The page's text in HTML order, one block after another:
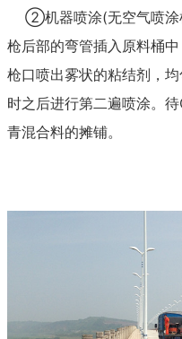
②机器喷涂(无空气喷涂
枪后部的弯管插入原料桶
枪口喷出雾状的粘结剂，
时之后进行第二遍喷涂。待
青混合料的摊铺。